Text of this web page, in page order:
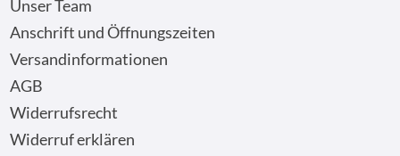
Unser Team
Anschrift und Öffnungszeiten
Versandinformationen
AGB
Widerrufsrecht
Widerruf erklären